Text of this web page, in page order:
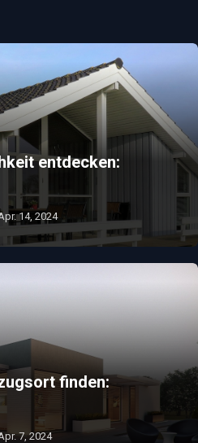
entdecken:
14, 2024
finden:
7, 2024